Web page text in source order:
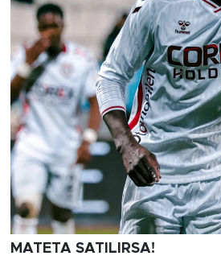
MATETA SATILIRSA!